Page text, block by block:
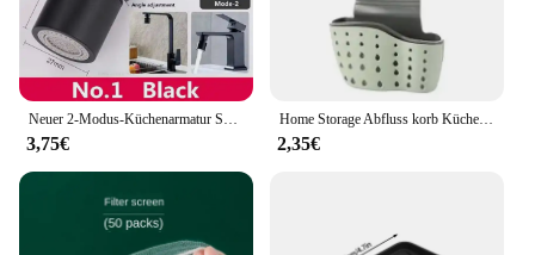
Neuer 2-Modus-Küchenarmatur Sprüh kopf filter einstellbar 360 ° rotierender Spritz schutz hahn Düse Bubbler Küchen spüle Wasserhahn Belüfter
3,75€
Home Storage Abfluss korb Küchen spüle Halter verstellbare Seife Schwamm Shlf hängen Abfluss korb Tasche Küchen zubehör
2,35€